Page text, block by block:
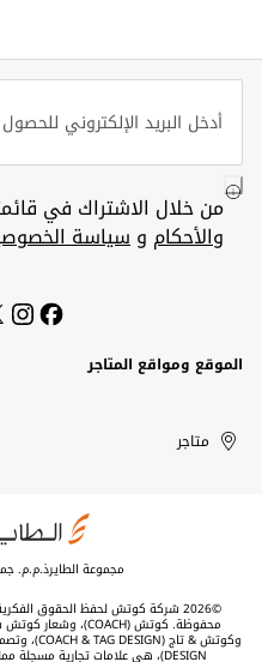
من خلال الاشتراك في
والأحكام وسياسة
الموقع ومواقع المتاجر
United
Arab
Kuwait
الإمارات
العربية
الكويت
متاجر
مجموعة الطايرذ.م.م.
DESIGN)، هي علامات تجارية مسجلة مملوكة لشركة كوتش لحفظ الحقوق الفكرية.